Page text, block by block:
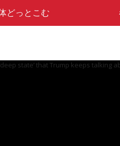
どっとこむ